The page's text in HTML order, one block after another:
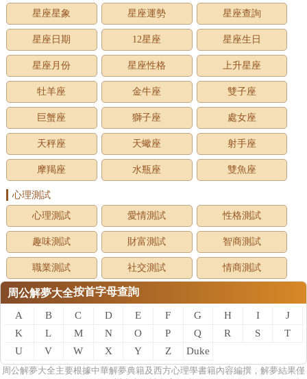
星座星象 星座運勢 星座查詢
星座日期 12星座 星座生日
星座月份 星座性格 上升星座
牡羊座 金牛座 雙子座
巨蟹座 獅子座 處女座
天秤座 天蠍座 射手座
摩羯座 水瓶座 雙魚座
心理測試
心理測試
愛情測試 性格測試
趣味測試 財富測試 智商測試
職業測試 社交測試 情商測試
周公解夢大全按首字母查詢
A B C D E F G H I
J
K
L M N O P Q R S
T
U
V W X Y Z
Duke
of
周公解夢大全主要根據中華解夢典籍及西方心理學書籍內容編撰，解夢結果僅